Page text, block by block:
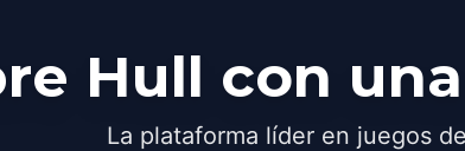
Hull con
La plataforma líder en juegos